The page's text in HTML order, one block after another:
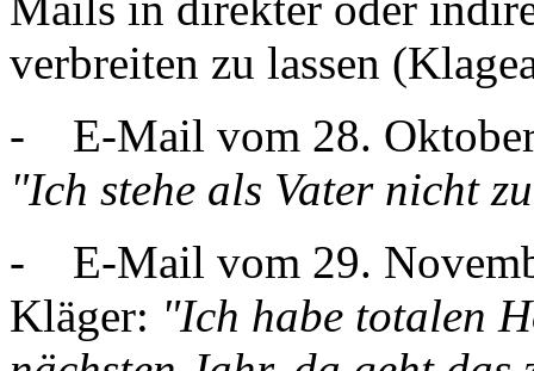
verbreiten zu lassen
- E-Mail vom 28. Oktober
"Ich stehe als Vater nicht
- E-Mail vom 29.
Kläger: "Ich habe totalen